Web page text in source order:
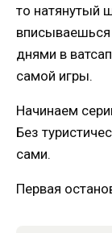
то натянутый
вписываешься
днями в
самой игры.
Начинаем
Без
сами.
Первая